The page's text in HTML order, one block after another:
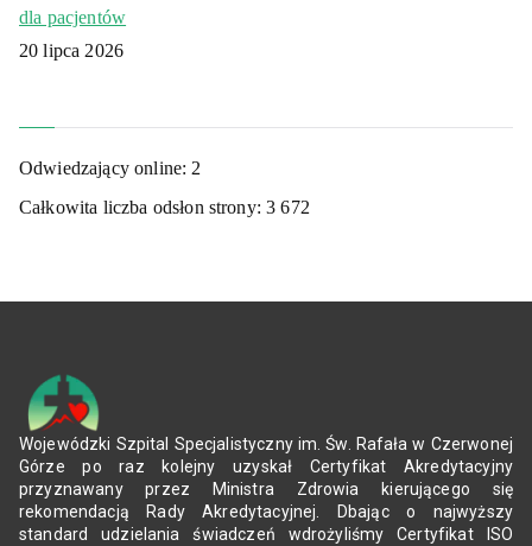
dla pacjentów
20 lipca 2026
Odwiedzający online: 2
Całkowita liczba odsłon strony:3 672
Wojewódzki Szpital Specjalistyczny im. Św. Rafała w Czerwonej
Górze po raz kolejny uzyskał Certyfikat Akredytacyjny
przyznawany przez Ministra Zdrowia kierującego się
rekomendacją Rady Akredytacyjnej. Dbając o najwyższy
standard udzielania świadczeń wdrożyliśmy Certyfikat ISO